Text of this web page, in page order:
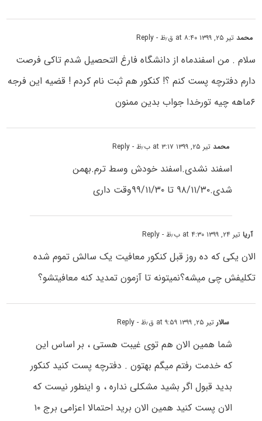
محمدتیر ۲۵, ۱۳۹۹ at ۸:۴۰ ق٫ظ - Reply
سلام . من اسفندماه از دانشگاه فارغ التحصیل شدم تاکی فرصت
دارم دفترچه پست کنم ؟! کنکور هم ثبت نام کردم ! قضیه این فرجه
۶ماهه چیه تورخدا جواب بدین ممنون
محمدتیر ۲۵, ۱۳۹۹ at ۳:۱۷ ب٫ظ - Reply
اسفند نشدی.اسفند خودش وسط ترم.بهمن
شدی.۹۸/۱۱/۳۰ تا ۹۹/۱۱/۳۰وقت داری
آریاتیر ۲۴, ۱۳۹۹ at ۴:۳۰ ب٫ظ - Reply
الان یکی که ده روز قبل کنکور معافیت یک سالش تموم شده
تکلیفش چی میشه؟نمیتونه تا آزمون تمدید کنه معافیتشو؟
سالار تیر ۲۵, ۱۳۹۹ at ۹:۵۹ ق٫ظ - Reply
شما همین الان هم توی غیبت هستی ، بر اساس این
که خدمت رفتم میگم بهتون . دفترچه پست کنید کنکور
بدید قبول اگر بشید مشکلی نداره ، و اینطور نیست که
الان پست کنید همین الان برید احتمالا اعزامی برج ۱۰